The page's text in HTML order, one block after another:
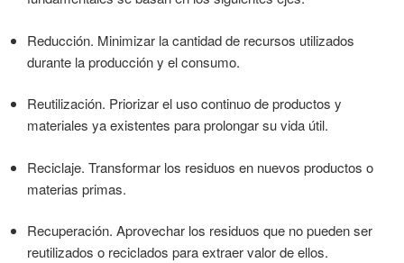
Reducción. Minimizar la cantidad de recursos utilizados
durante la producción y el consumo.
Reutilización. Priorizar el uso continuo de productos y
materiales ya existentes para prolongar su vida útil.
Reciclaje. Transformar los residuos en nuevos productos o
materias primas.
Recuperación. Aprovechar los residuos que no pueden ser
reutilizados o reciclados para extraer valor de ellos.